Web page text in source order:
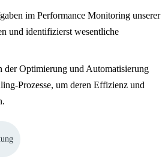
im Performance Monitoring unserer
und identifizierst wesentliche
der Optimierung und Automatisierung
Prozesse, um deren Effizienz und